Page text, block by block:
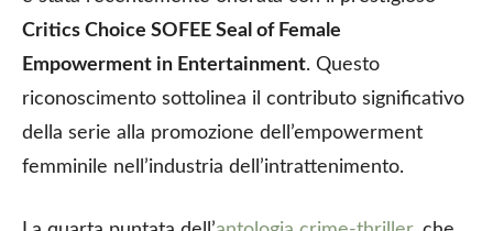
Critics Choice SOFEE Seal of Female
Empowerment in Entertainment. Questo
riconoscimento sottolinea il contributo significativo
della serie alla promozione dell’empowerment
femminile nell’industria dell’intrattenimento.